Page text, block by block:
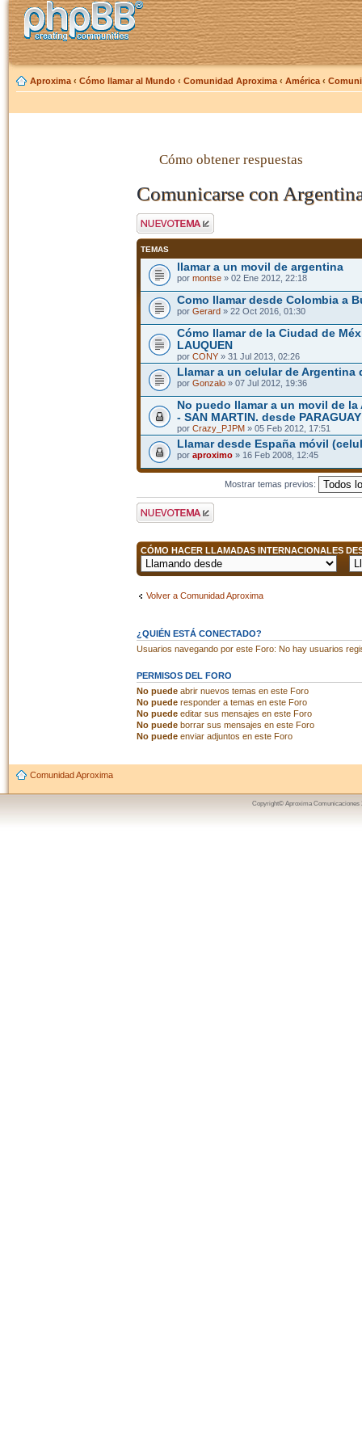
Aproxima ‹ Cómo llamar al Mundo ‹ Comunidad Aproxima ‹ América ‹
Cómo obtener respuestas
Comunicarse con
Publicar un nuevo
tema
TEMAS
llamar a un movil de argentina
por montse» 02 Ene 2012, 22:18
Como llamar desde Colombia a
por Gerard » 22 Oct 2016, 01:30
Cómo llamar de la Ciudad de
LAUQUEN
por CONY» 31 Jul 2013, 02:26
Llamar a un celular de Argentina
por Gonzalo» 07 Jul 2012, 19:36
No puedo llamar a un movil de la
- SAN MARTIN. desde PARAGUAY
por Crazy_PJPM » 05 Feb 2012, 17:51
Llamar desde España móvil
por aproximo» 16 Feb 2008, 12:45
Mostrar temas previos:
Publicar un nuevo
tema
CÓMO HACER LLAMADAS INTERNACIONALES
Volver a Comunidad Aproxima
¿QUIÉN ESTÁ CONECTADO?
Usuarios navegando por este Foro: No hay usuarios
PERMISOS DEL FORO
No puedeabrir nuevos temas en este Foro
No puederesponder a temas en este Foro
No puedeeditar sus mensajes en este Foro
No puedeborrar sus mensajes en este Foro
No puedeenviar adjuntos en este Foro
Comunidad Aproxima
Copyright© Aproxima Comunicaciones